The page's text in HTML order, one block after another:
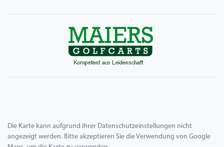
Die Karte kann aufgrund ihrer Datenschutzeinstellungen nicht
angezeigt werden. Bitte akzeptieren Sie die Verwendung von Google